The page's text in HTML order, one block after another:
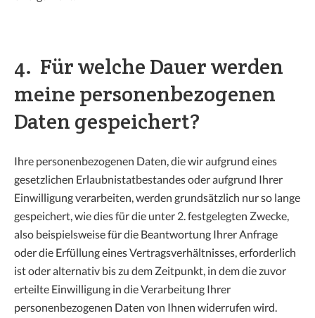
4. Für welche Dauer werden
meine personenbezogenen
Daten gespeichert?
Ihre personenbezogenen Daten, die wir aufgrund eines
gesetzlichen Erlaubnistatbestandes oder aufgrund Ihrer
Einwilligung verarbeiten, werden grundsätzlich nur so lange
gespeichert, wie dies für die unter 2. festgelegten Zwecke,
also beispielsweise für die Beantwortung Ihrer Anfrage
oder die Erfüllung eines Vertragsverhältnisses, erforderlich
ist oder alternativ bis zu dem Zeitpunkt, in dem die zuvor
erteilte Einwilligung in die Verarbeitung Ihrer
personenbezogenen Daten von Ihnen widerrufen wird.